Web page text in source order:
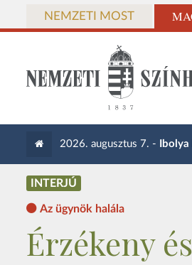
NEMZETI MOST
2026. augusztus 7. - Ibolya
INTERJÚ
Az ügynök halála
Érzékeny